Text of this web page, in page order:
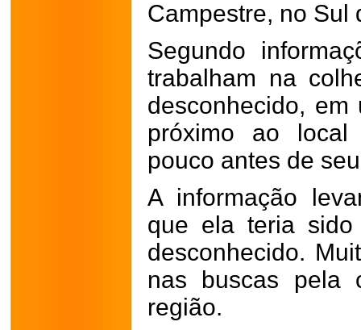
Campestre, no Sul
Segundo
trabalham na
desconhecido, em
próximo ao
pouco antes de
A informação
que ela teria
desconhecido.
nas buscas pela
região.